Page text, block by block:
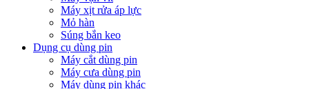
Máy xịt rửa áp lực
Mỏ hàn
Súng bắn keo
Dụng cụ dùng pin
Máy cắt dùng pin
Máy cưa dùng pin
Máy dùng pin khác